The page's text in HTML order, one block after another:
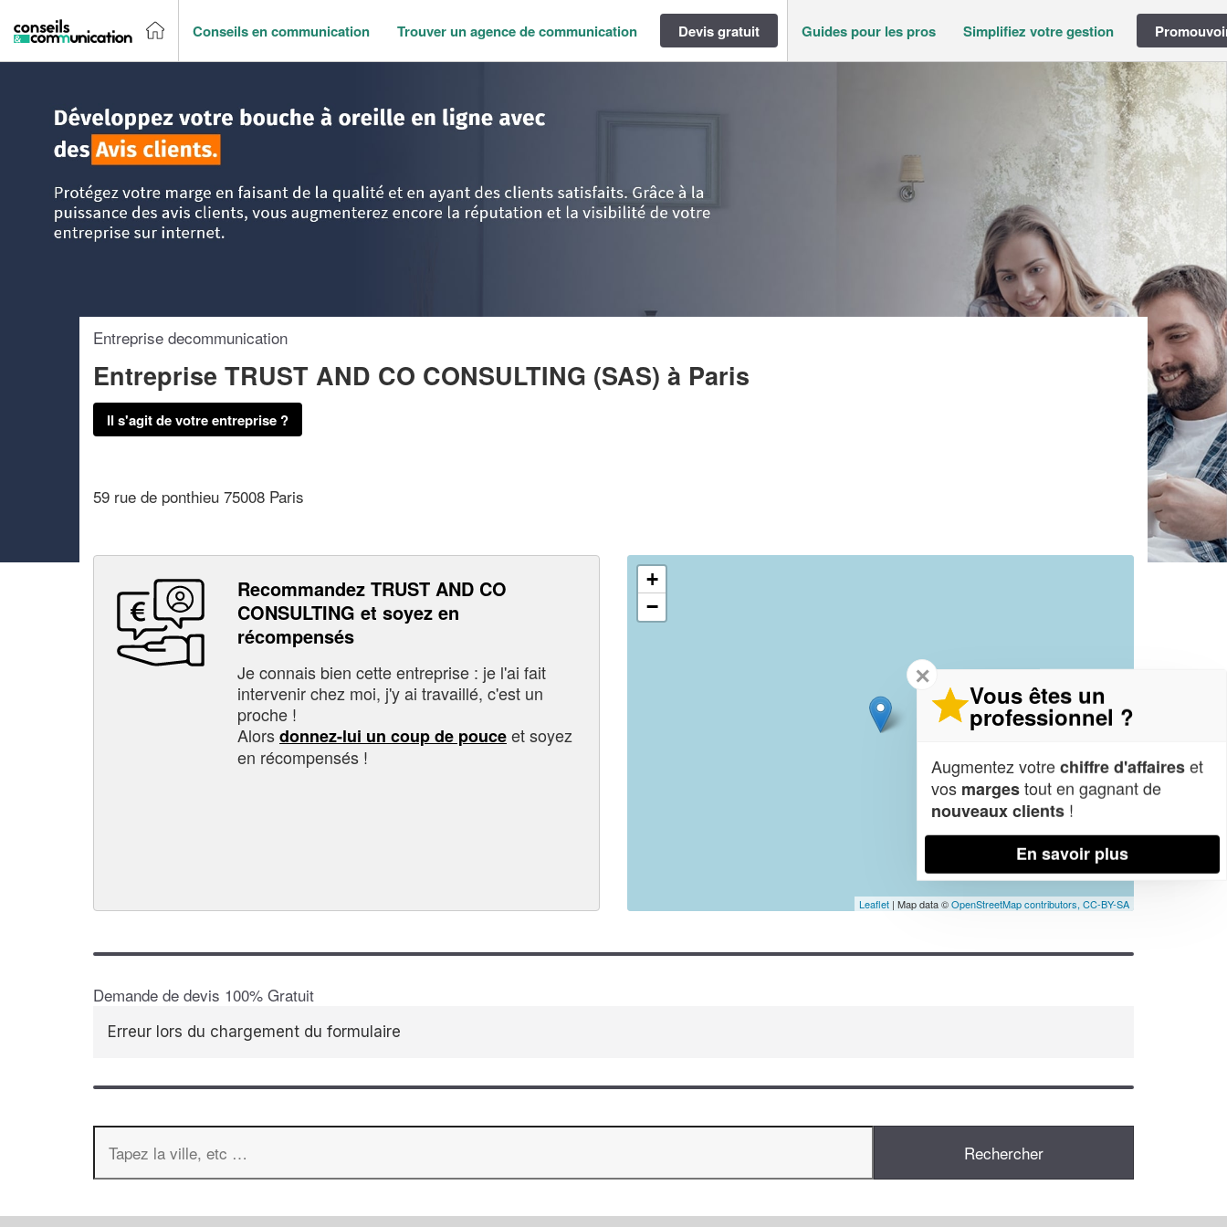
Conseils en communication Trouver un agence de communication Devis gratuit Guides pour les pros Simplifiez votre gestion
Entreprise decommunication
Entreprise TRUST AND CO CONSULTING (SAS) à Paris
Il s'agit de votre entreprise ?
59 rue de ponthieu 75008 Paris
Recommandez TRUST AND CO
CONSULTING et soyez en
récompensés
Je connais bien cette entreprise : je l'ai fait
intervenir chez moi, j'y ai travaillé, c'est un
proche !
Alorsdonnez-lui un coup de pouceet soyez
en récompensés !
+
−
Leaflet | Map data ©OpenStreetMap contributors, CC-BY-SA
Demande de devis 100% Gratuit
Erreur lors du chargement du formulaire
✕
Vous êtes un
professionnel ?
Augmentez votrechiffre d'affaireset
vos margestout en gagnant de
nouveaux clients !
En savoir plus